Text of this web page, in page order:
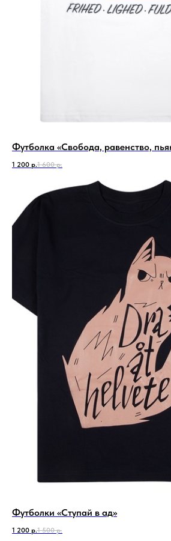
Футболка «Свобода, равенство,
1 200 р.1 600 р.
Футболки «Ступай в ад»
1 200 р.1 500 р.